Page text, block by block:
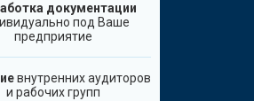
документации
под Ваше
предприятие
внутренних аудиторов
и рабочих групп